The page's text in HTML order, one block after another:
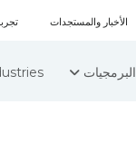
الأخبار والمستجدات
البرمجيات